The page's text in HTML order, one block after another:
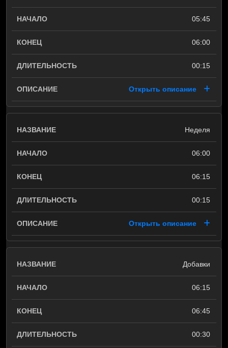
05:45
06:00
00:15
Открыть описание
Неделя
06:00
06:15
00:15
Открыть описание
Добавки
06:15
06:45
00:30